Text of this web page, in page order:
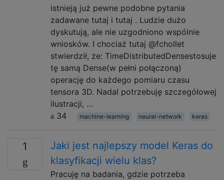
istnieją już pewne podobne pytania
zadawane tutaj i tutaj . Ludzie dużo
dyskutują, ale nie uzgodniono wspólnie
wniosków. I chociaż tutaj @fchollet
stwierdził, że: TimeDistributedDensestosuje
tę samą Dense(w pełni połączoną)
operację do każdego pomiaru czasu
tensora 3D. Nadal potrzebuję szczegółowej
ilustracji, …
34
machine-learning neural-network keras
1
Jaki jest najlepszy model Keras do
klasyfikacji wielu klas?
Pracuję na badania, gdzie potrzeba